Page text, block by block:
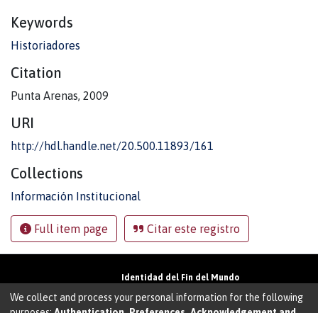
Keywords
Historiadores
Citation
Punta Arenas, 2009
URI
http://hdl.handle.net/20.500.11893/161
Collections
Información Institucional
Full item page Citar este registro
Identidad del Fin del Mundo
01855 • Punta Arenas • Chile
We collect and process your personal information for the following